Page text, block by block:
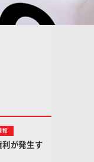
報
が発生す